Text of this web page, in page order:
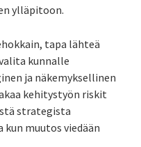
ylläpitoon.
tapa lähteä
kunnalle
ja näkemyksellinen
kehitystyön riskit
strategista
kun muutos viedään